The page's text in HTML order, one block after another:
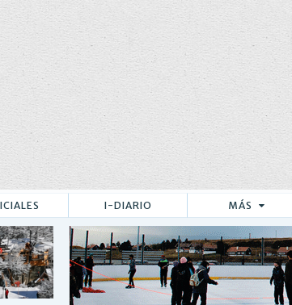
I-DIARIO MÁS